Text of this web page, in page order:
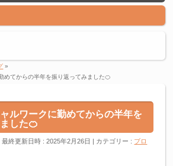
»
めてからの半年を振り返ってみました🍊
ルワークに勤めてからの半年を
した🍊
最終更新日時 : 2025年2月26日 カテゴリー : ブロ